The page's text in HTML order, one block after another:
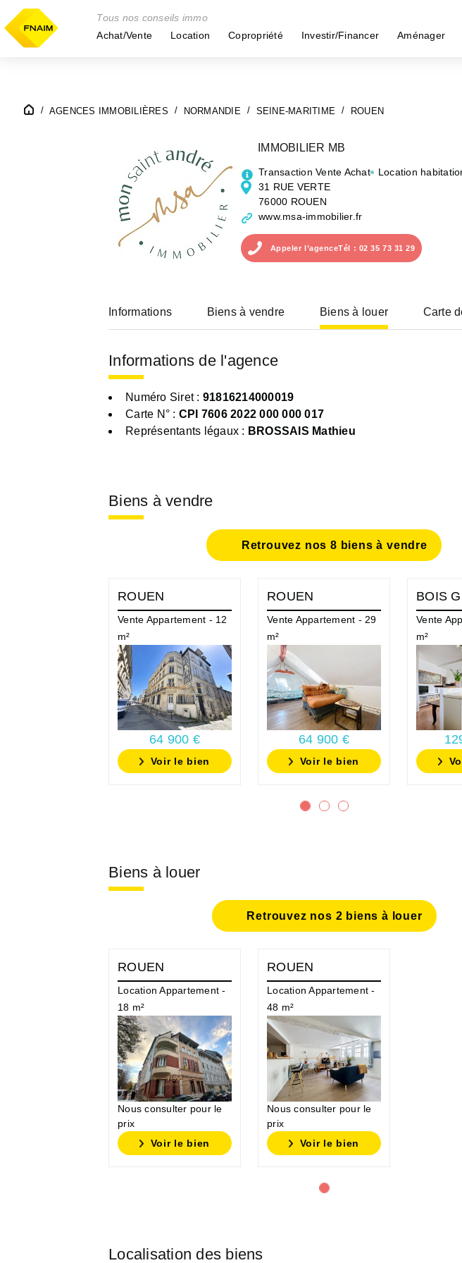
Tous nos conseils immo
Achat/Vente
Location Copropriété Investir/Financer Aménager
AGENCES IMMOBILIÈRES NORMANDIE SEINE-MARITIME ROUEN
IMMOBILIER MB
Transaction Vente Achat Location
31 RUE VERTE
76000 ROUEN
www.msa-immobilier.fr
Appeler l’agenceTél : 02 35 73 31 29
Informations Biens à vendre Biens à louer Carte
Informations de l'agence
Numéro Siret : 91816214000019
Carte N° : CPI 7606 2022 000 000 017
Représentants légaux : BROSSAIS Mathieu
Biens à vendre
Retrouvez nos 8 biens à vendre
ROUEN
Vente Appartement - 12
m²
64 900 €
Voir le bien
ROUEN
Vente Appartement - 29
m²
64 900 €
Voir le bien
BOIS
Vente
m²
Biens à louer
Retrouvez nos 2 biens à louer
ROUEN
Location Appartement -
18 m²
Nous consulter pour le
prix
Voir le bien
ROUEN
Location Appartement -
48 m²
Nous consulter pour le
prix
Voir le bien
Localisation des biens